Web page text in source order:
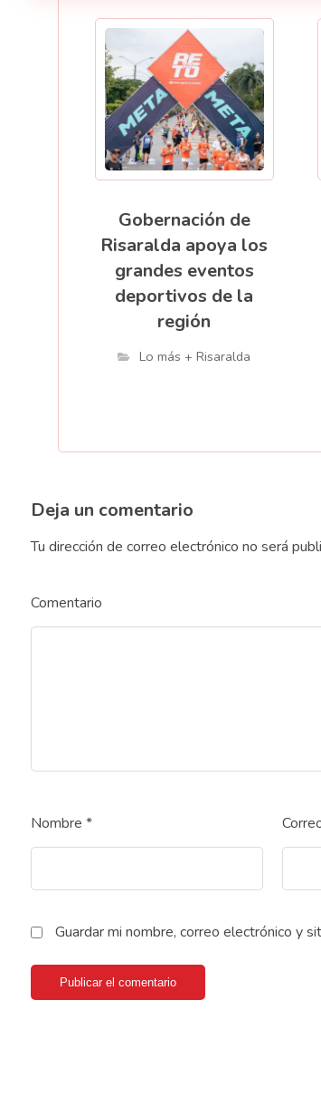
Gobernación de
Risaralda apoya los
grandes eventos
deportivos de la
región
Lo más + Risaralda
Deja un comentario
Tu dirección de correo electrónico no será
Comentario
Nombre *
Guardar mi nombre, correo electrónico y
Publicar el comentario